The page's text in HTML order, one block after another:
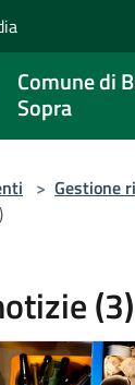
Comune di
Sopra
> Gestione
(3)